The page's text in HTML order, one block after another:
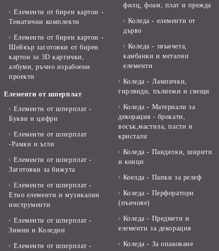
Елементи от бирен картон -
Тематични комплекти
Елементи от бирен картон -
Шейкър заготовки от бирен
картон за 3D картички,
албуми, ръчно израбоени
проекти
Елементи от шперплат
Елементи от шперплат -
Букви и цифри
Елементи от шперплат
-Рамки и ъгли
Елементи от шперплат -
Заготовки за бижута
Елементи от шперплат -
Етно елементи и музикални
инструменти
Елементи от шперплат -
Зимни и Коледни
Елементи от шперплат -
филц, фоам, плат и прежда
Коледа - елементи от
дърво
Коледа - звънчета,
камбанки и метални
елементи
Коледа - Лампички,
гирлянди, пълнежи и свещи
Коледа - Материали за
декорация - брокати,
восък,мастила, пасти и
кристали
Коледа - Панделки, ширити
и конци
Коелда - Папки за релеф
Коледа - Перфоратори
(пънчове)
Коледа - Предмети и
елементи за декорация
Коледа - За опаковане